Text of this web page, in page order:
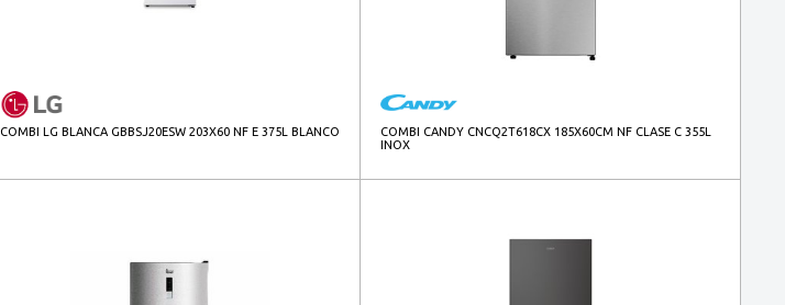
COMBI LG BLANCA GBBSJ20ESW 203X60 NF E 375L BLANCO
COMBI CANDY CNCQ2T618CX 185X60CM NF CLASE C 355L
INOX